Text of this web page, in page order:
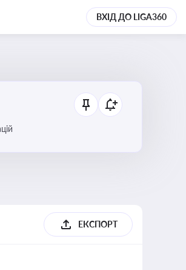
ВХІД ДО LIGA360
ЕКСПОРТ